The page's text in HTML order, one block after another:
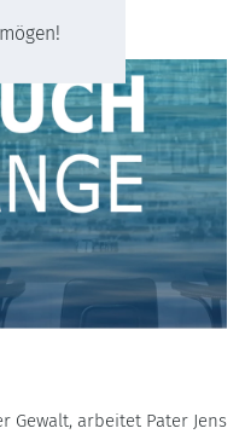
Gewalt, arbeitet Pater Jens